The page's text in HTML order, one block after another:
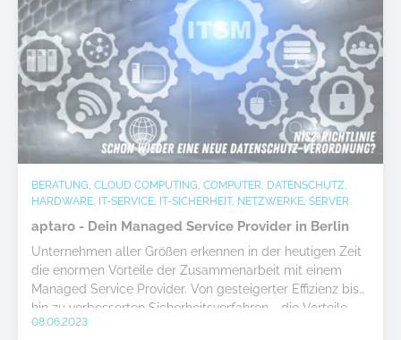
BERATUNG, CLOUD COMPUTING, COMPUTER, DATENSCHUTZ,
HARDWARE, IT-SERVICE, IT-SICHERHEIT, NETZWERKE, SERVER
aptaro - Dein Managed Service Provider in Berlin
Unternehmen aller Größen erkennen in der heutigen Zeit
die enormen Vorteile der Zusammenarbeit mit einem
Managed Service Provider. Von gesteigerter Effizienz bis
hin zu verbesserten Sicherheitsverfahren - die Vorteile
sind unbestritten. Wenn Sie notwendige Arbeiten an Ihrer
08.06.2023